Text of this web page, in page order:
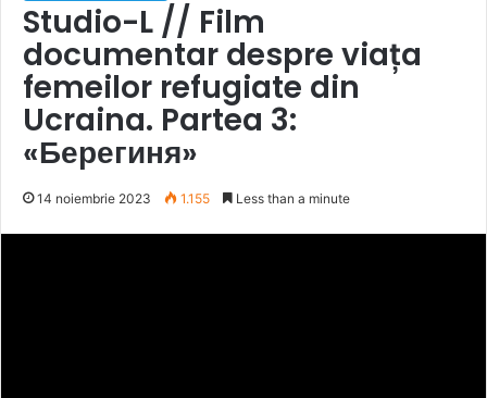
Studio-L // Film
documentar despre viața
femeilor refugiate din
Ucraina. Partea 3:
«Берегиня»
14 noiembrie 2023 1.155 Less than a minute